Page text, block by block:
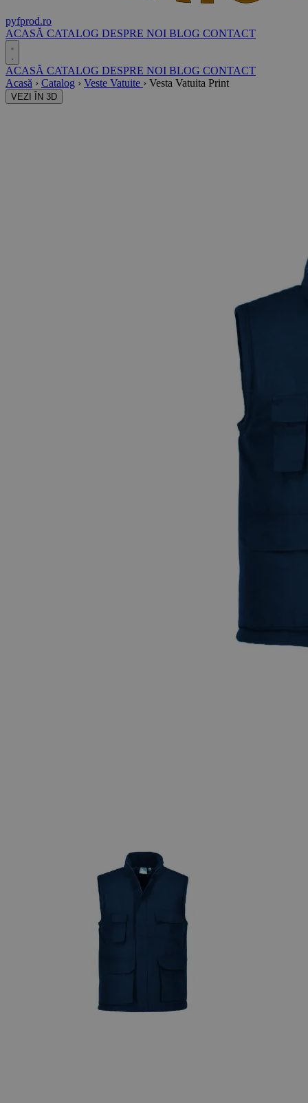
pyfprod.ro
ACASĂ CATALOG DESPRE NOI BLOG CONTACT
ACASĂ CATALOG DESPRE NOI BLOG CONTACT
Acasă › Catalog › Veste Vatuite › Vesta Vatuita Print
VEZI ÎN 3D